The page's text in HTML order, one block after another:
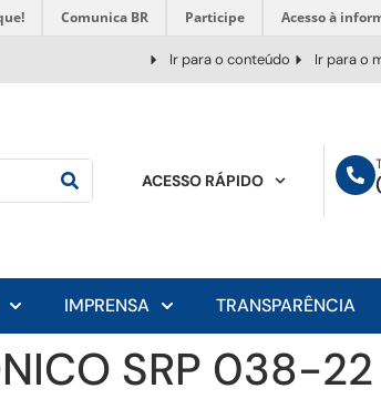
Comunica BR Participe Acesso à
Ir para o conteúdo Ir para o
ACESSO RÁPIDO
IMPRENSA TRANSPARÊNCIA
SRP 038-22